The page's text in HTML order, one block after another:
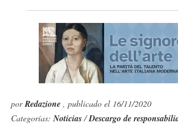
porRedazione , publicado el 16/11/2020
Categorías:Noticias/Descargo de